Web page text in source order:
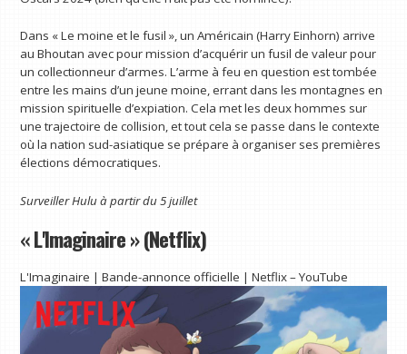
Dans « Le moine et le fusil », un Américain (Harry Einhorn) arrive
au Bhoutan avec pour mission d’acquérir un fusil de valeur pour
un collectionneur d’armes. L’arme à feu en question est tombée
entre les mains d’un jeune moine, errant dans les montagnes en
mission spirituelle d’expiation. Cela met les deux hommes sur
une trajectoire de collision, et tout cela se passe dans le contexte
où la nation sud-asiatique se prépare à organiser ses premières
élections démocratiques.
SurveillerHuluà partir du 5 juillet
« L'Imaginaire » (Netflix)
L'Imaginaire | Bande-annonce officielle | Netflix – YouTube